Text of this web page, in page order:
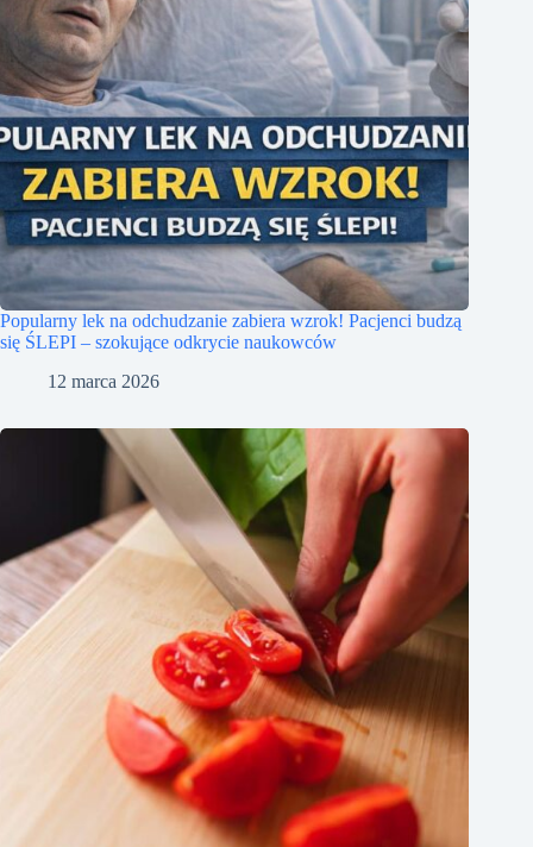
Popularny lek na odchudzanie zabiera wzrok! Pacjenci budzą
się ŚLEPI – szokujące odkrycie naukowców
12 marca 2026